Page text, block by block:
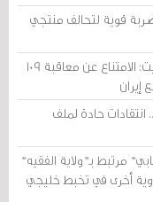
قوية لتحالف منتجي
محكمة «أمن الدولة» في الكويت: الامتناع عن معاقبة 109
حادة لملف
مرتبط بـ"ولاية الفقيه"
أخرى في تخبط خليجي